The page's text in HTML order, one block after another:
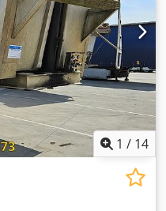
totaalgewicht (GVW):
1 / 14